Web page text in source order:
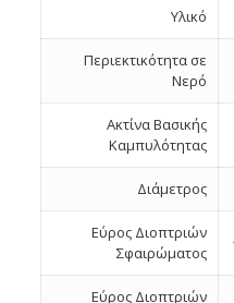
Υλικό
Περιεκτικότητα σε
Νερό
Ακτίνα Βασικής
Καμπυλότητας
Διάμετρος
Εύρος Διοπτριών
Σφαιρώματος
Εύρος Διοπτριών